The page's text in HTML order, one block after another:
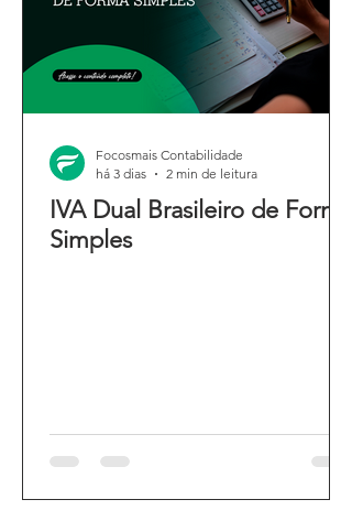
IVA Dual Brasileiro de Forma
Simples
Focosmais Contabilidade
há 3 dias
2 min de leitura